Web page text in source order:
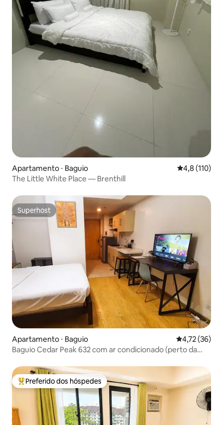
Apartamento ⋅ Baguio 4,8 de uma
4,8 (110)
The Little White Place — Brenthill
Superhost
Superhost
Apartamento ⋅ Baguio 4,72 de uma
4,72 (36)
Baguio Cedar Peak 632 com ar condicionado (perto da
Entre os melhores preferidos dos hóspedes
Preferido dos hóspedes